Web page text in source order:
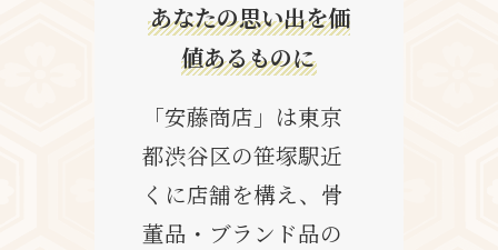
あなたの思い出を価
値あるものに
「安藤商店」は東京
都渋谷区の笹塚駅近
くに店舗を構え、骨
董品・ブランド品の